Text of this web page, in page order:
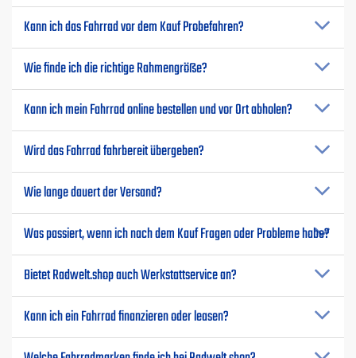
Kann ich das Fahrrad vor dem Kauf Probefahren?
Wie finde ich die richtige Rahmengröße?
Kann ich mein Fahrrad online bestellen und vor Ort abholen?
Wird das Fahrrad fahrbereit übergeben?
Wie lange dauert der Versand?
Was passiert, wenn ich nach dem Kauf Fragen oder Probleme habe?
Bietet Radwelt.shop auch Werkstattservice an?
Kann ich ein Fahrrad finanzieren oder leasen?